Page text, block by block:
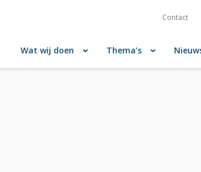
Contact
Wat wij doen Thema’s